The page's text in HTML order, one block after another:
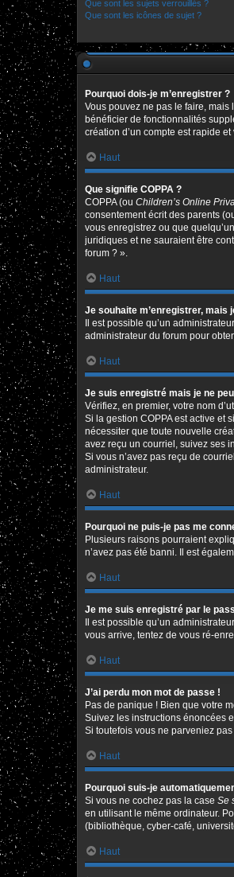
Que sont les sujets verrouillés ?
Que sont les icônes de sujet ?
Pourquoi dois-je m’enregistrer ?
Vous pouvez ne pas le faire, mais
bénéficier de fonctionnalités
création d’un compte est rapide
Haut
Que signifie COPPA ?
COPPA (ou Children’s Online
consentement écrit des parents
vous enregistrez ou que
juridiques et ne sauraient être
forum ? ».
Haut
Je souhaite m’enregistrer, mais
Il est possible qu’un
administrateur du forum pour
Haut
Je suis enregistré mais je ne
Vérifiez, en premier, votre nom
Si la gestion COPPA est active et
nécessiter que toute nouvelle
avez reçu un courriel, suivez ses
Si vous n’avez pas reçu de
administrateur.
Haut
Pourquoi ne puis-je pas me
Plusieurs raisons pourraient
n’avez pas été banni. Il est
Haut
Je me suis enregistré par le
Il est possible qu’un
vous arrive, tentez de vous ré-
Haut
J’ai perdu mon mot de passe !
Pas de panique ! Bien que votre
Suivez les instructions énoncées
Si toutefois vous ne parveniez
Haut
Pourquoi suis-je
Si vous ne cochez pas la case Se
en utilisant le même ordinateur.
(bibliothèque, cyber-café,
Haut